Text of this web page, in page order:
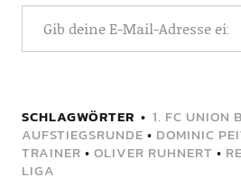
SCHLAGWÖRTER 1. FC UNION
AUFSTIEGSRUNDE • DOMINIC
TRAINER • OLIVER RUHNERT •
LIGA